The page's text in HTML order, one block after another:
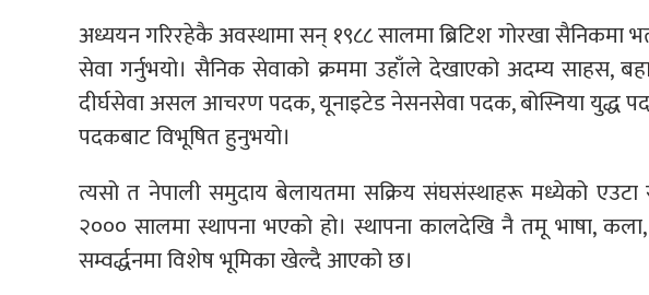
अध्ययन गरिरहेकै अवस्थामा सन् १९८८ सालमा ब्रिटिश गोरखा सैनिकमा
सेवा गर्नुभयो। सैनिक सेवाको क्रममा उहाँले देखाएको अदम्य साहस,
दीर्घसेवा असल आचरण पदक, यूनाइटेड नेसनसेवा पदक, बोस्निया युद्ध
पदकबाट विभूषित हुनुभयो।
त्यसो त नेपाली समुदाय बेलायतमा सक्रिय संघसंस्थाहरू मध्येको
२००० सालमा स्थापना भएको हो। स्थापना कालदेखि नै तमू भाषा,
सम्वर्द्धनमा विशेष भूमिका खेल्दै आएको छ।